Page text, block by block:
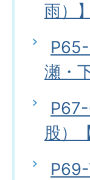
雨）】
瀬・
股）